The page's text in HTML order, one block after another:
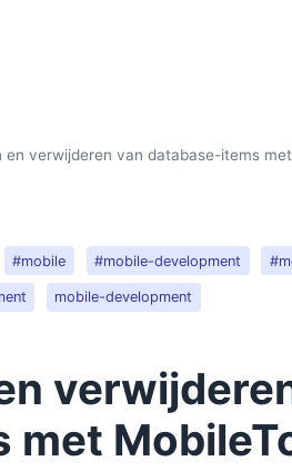
en verwijderen van database-items
#mobile #mobile-development
mobile-development
met